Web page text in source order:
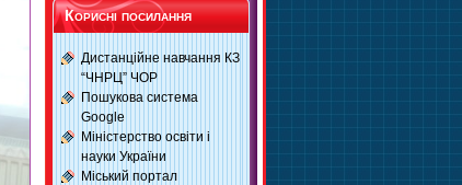
Корисні посилання
Дистанційне навчання КЗ
“ЧНРЦ” ЧОР
Пошукова система
Google
Міністерство освіти і
науки України
Міський портал